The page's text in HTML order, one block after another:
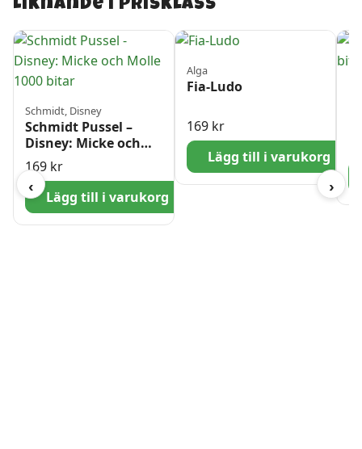
Liknande i prisklass
‹
Schmidt, Disney
Schmidt Pussel –
Disney: Micke och
Molle 1000 bitar
169 kr
Lägg till i varukorg
Alga
Fia-Ludo
169 kr
Lägg till i varukorg
›